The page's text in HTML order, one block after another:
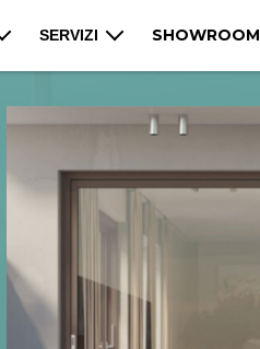
SERVIZI SHOWROOM